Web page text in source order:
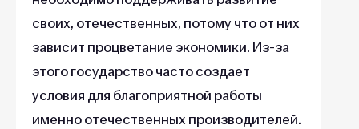
своих, отечественных, потому что от них
зависит процветание экономики. Из-за
этого государство часто создает
условия для благоприятной работы
именно отечественных производителей.